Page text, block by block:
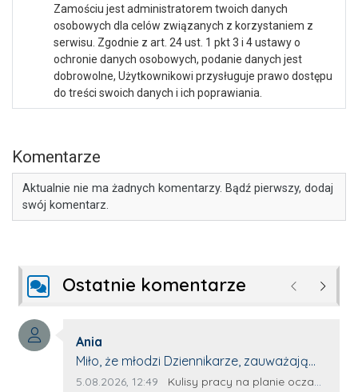
Zamościu jest administratorem twoich danych
osobowych dla celów związanych z korzystaniem z
serwisu. Zgodnie z art. 24 ust. 1 pkt 3 i 4 ustawy o
ochronie danych osobowych, podanie danych jest
dobrowolne, Użytkownikowi przysługuje prawo dostępu
do treści swoich danych i ich poprawiania.
Komentarze
Aktualnie nie ma żadnych komentarzy. Bądź pierwszy, dodaj
swój komentarz.
Ostatnie komentarze Poprzednie
Autor komentarza:
Ania
Treść komentarza:
Miło, że młodzi Dziennikarze, zauważają
młode talenty, które dopiero wkraczają
Data dodania komentarza:
5.08.2026, 12:49 Źródło komentarza:
Kulisy pracy na planie oczami młodego filmowca